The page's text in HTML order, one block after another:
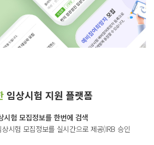
임상시험 지원 플랫폼
시험 모집정보를 한번에 검색
시험 모집정보를 실시간으로 제공(IRB 승인